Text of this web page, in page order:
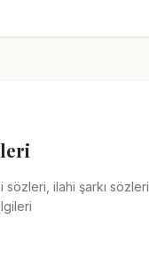
sözleri, ilahi şarkı sözleri